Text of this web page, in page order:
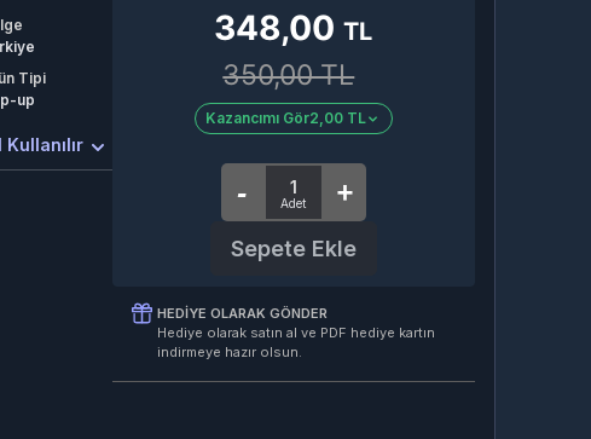
Tipi
up
Kullanılır
348,00TL
350,00 TL
Kazancımı Gör2,00 TL
Sepete Ekle
HEDIYE OLARAK GÖNDER
Hediye olarak satın al ve PDF hediye kartın
indirmeye hazır olsun.